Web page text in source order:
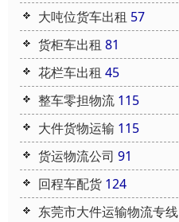
大吨位货车出租 57
货柜车出租 81
花栏车出租 45
整车零担物流 115
大件货物运输 115
货运物流公司 91
回程车配货 124
东莞市大件运输物流专线